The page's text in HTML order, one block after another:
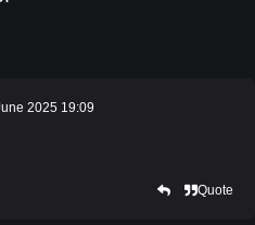
2025 19:09
Quote